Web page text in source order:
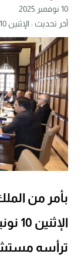
10 نوفمبر 2025
آخر تحديث : الإثنين 10 نوفمبر 2025 - 8:01 مساءً
بأمر من
ترأسه